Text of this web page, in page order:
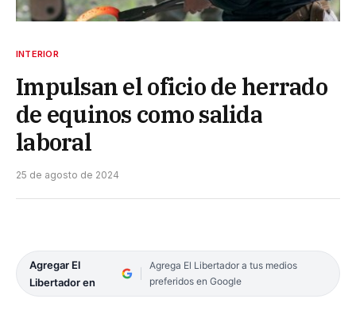
INTERIOR
Impulsan el oficio de herrado
de equinos como salida
laboral
25 de agosto de 2024
Agregar El
Libertador en
Agrega El Libertador a tus medios
preferidos en Google